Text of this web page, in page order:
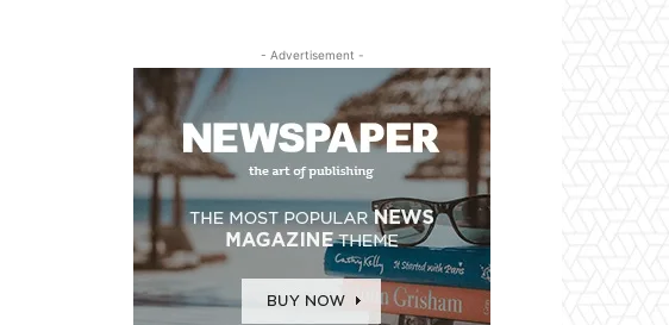
- Advertisement -